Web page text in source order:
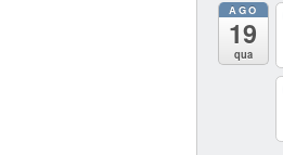
AGO
19
qua